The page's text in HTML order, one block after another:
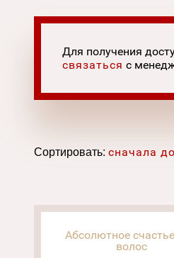
Для получения
связаться с
Сортировать: сначала
Абсолютное
волос